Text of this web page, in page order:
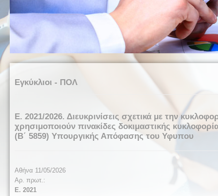
Εγκύκλιοι - ΠΟΛ
Ε. 2021/2026. Διευκρινίσεις σχετικά με την
χρησιμοποιούν πινακίδες δοκιμαστικής
(Β΄ 5859) Υπουργικής Απόφασης του Υφυπου
Αθήνα 11 /05/2026
Αρ. πρωτ.:
Ε. 2021